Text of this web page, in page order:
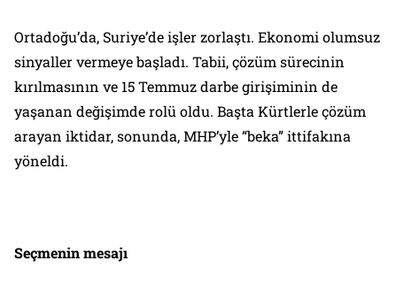
Ortadoğu’da, Suriye’de işler zorlaştı. Ekonomi olumsuz
sinyaller vermeye başladı. Tabii, çözüm sürecinin
kırılmasının ve 15 Temmuz darbe girişiminin de
yaşanan değişimde rolü oldu. Başta Kürtlerle çözüm
arayan iktidar, sonunda, MHP’yle “beka” ittifakına
yöneldi.
Seçmenin mesajı